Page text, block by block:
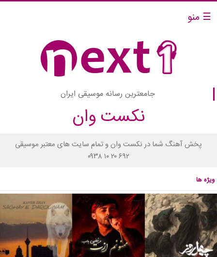
☰ منو
جامعترین رسانه موسیقی ایران
نکست وان
پخش آهنگ شما در نکست وان و تمام سایت های معتبر موسیقی
۰۹۳۸ ۱۰ ۲۰ ۶۹۲
ویژه ها